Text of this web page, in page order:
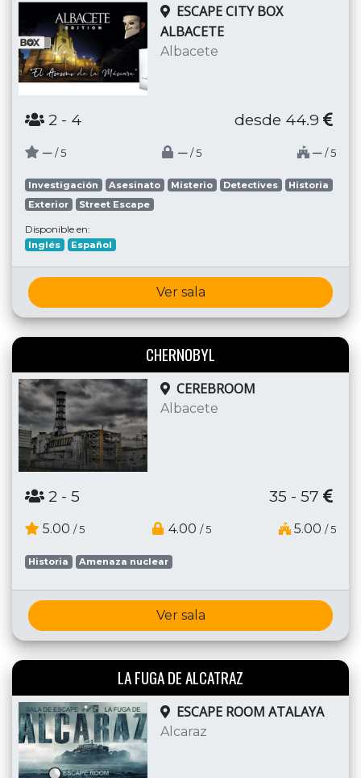
ESCAPE CITY BOX
ALBACETE
Albacete
2 - 4 desde 44.9
─ / 5 ─ / 5 ─ / 5
Investigación Asesinato Misterio Detectives
Historia
Exterior
Street Escape
Disponible en:
Inglés Español
Ver sala
CHERNOBYL
CEREBROOM
Albacete
2 - 5 35 - 57
5.00 / 5 4.00 / 5 5.00 / 5
Historia Amenaza nuclear
Ver sala
LA FUGA DE ALCATRAZ
ESCAPE ROOM ATALAYA
Alcaraz